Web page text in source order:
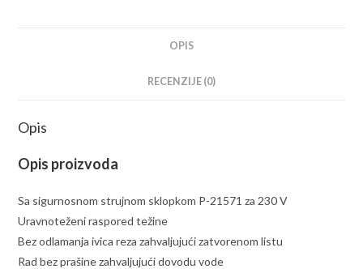
OPIS
RECENZIJE (0)
Opis
Opis proizvoda
Sa sigurnosnom strujnom sklopkom P-21571 za 230 V
Uravnoteženi raspored težine
Bez odlamanja ivica reza zahvaljujući zatvorenom listu
Rad bez prašine zahvaljujući dovodu vode